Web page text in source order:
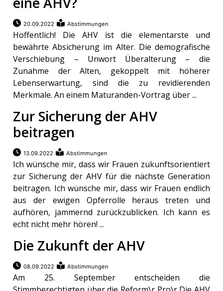
20.09.2022 Abstimmungen
Hoffentlich! Die AHV ist die elementarste und
bewährte Absicherung im Alter. Die demografische
Verschiebung – Unwort Überalterung – die
Zunahme der Alten, gekoppelt mit höherer
Lebenserwartung, sind die zu revidierenden
Merkmale. An einem Maturanden-Vortrag über ...
Zur Sicherung der AHV
beitragen
13.09.2022 Abstimmungen
Ich wünsche mir, dass wir Frauen zukunftsorientiert
zur Sicherung der AHV für die nächste Generation
beitragen. Ich wünsche mir, dass wir Frauen endlich
aus der ewigen Opferrolle heraus treten und
aufhören, jammernd zurückzublicken. Ich kann es
echt nicht mehr hören! ...
Die Zukunft der AHV
08.09.2022 Abstimmungen
Am 25. September entscheiden die